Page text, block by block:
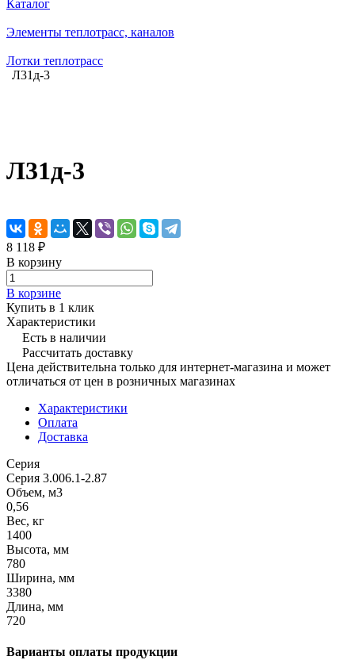
Каталог
Элементы теплотрасс, каналов
Лотки теплотрасс
Л31д-3
Л31д-3
8 118 ₽
В корзину
В корзине
Купить в 1 клик
Характеристики
Есть в наличии
Рассчитать доставку
Цена действительна только для интернет-магазина и может
отличаться от цен в розничных магазинах
Характеристики
Оплата
Доставка
Серия
Серия 3.006.1-2.87
Объем, м3
0,56
Вес, кг
1400
Высота, мм
780
Ширина, мм
3380
Длина, мм
720
Варианты оплаты продукции